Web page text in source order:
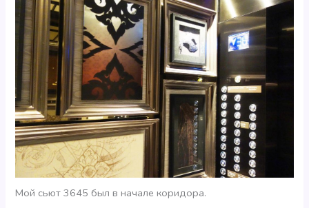
Мой сьют 3645 был в начале коридора.